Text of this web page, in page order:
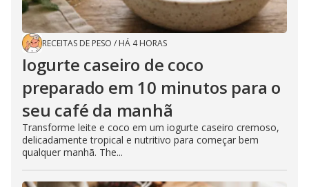
RECEITAS DE PESO / HÁ 4 HORAS
Iogurte caseiro de coco
preparado em 10 minutos para o
seu café da manhã
Transforme leite e coco em um iogurte caseiro cremoso,
delicadamente tropical e nutritivo para começar bem
qualquer manhã. The...